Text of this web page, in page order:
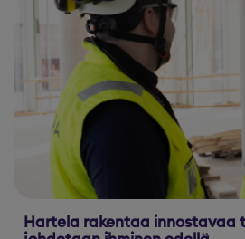
Hartela rakentaa innostavaa